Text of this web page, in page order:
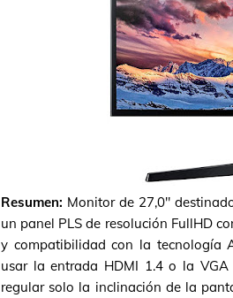
Resumen: Monitor de 27,0"
un panel PLS de resolución FullHD
y compatibilidad con la tecnología
usar la entrada HDMI 1.4 o la
regular solo la inclinación de la